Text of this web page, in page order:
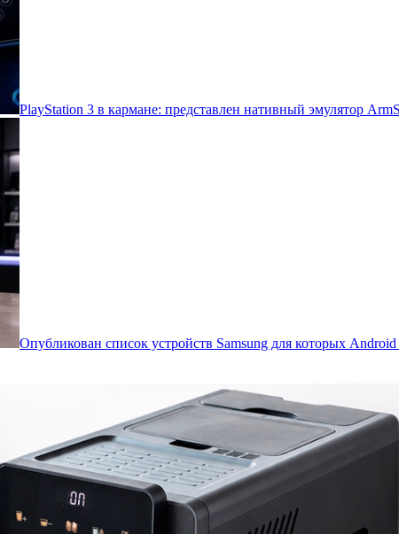
PlayStation 3 в кармане: представлен нативный эмулятор
Опубликован список устройств Samsung для которых